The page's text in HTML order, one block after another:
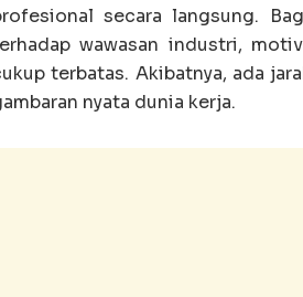
secara langsung.
wawasan industri,
terbatas. Akibatnya, ada
nyata dunia kerja.